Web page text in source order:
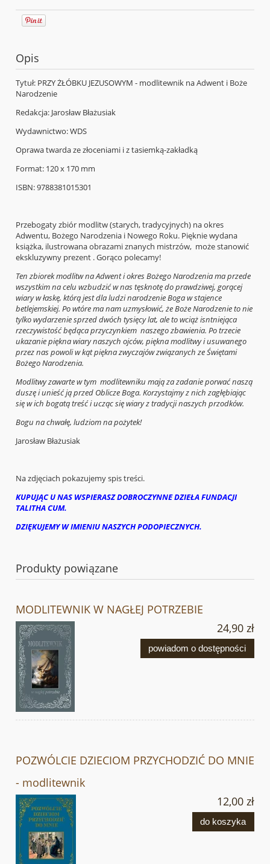
Opis
Tytuł: PRZY ŻŁÓBKU JEZUSOWYM - modlitewnik na Adwent i Boże
Narodzenie
Redakcja: Jarosław Błażusiak
Wydawnictwo: WDS
Oprawa twarda ze złoceniami i z tasiemką-zakładką
Format: 120 x 170 mm
ISBN: 9788381015301
Przebogaty zbiór modlitw (starych, tradycyjnych) na okres
Adwentu, Bożego Narodzenia i Nowego Roku. Pięknie wydana
książka, ilustrowana obrazami znanych mistrzów, może stanowić
ekskluzywny prezent . Gorąco polecamy!
Ten zbiorek modlitw na Adwent i okres Bożego Narodzenia ma przede
wszystkim na celu wzbudzić w nas tęsknotę do prawdziwej, gorącej
wiary w łaskę, którą jest dla ludzi narodzenie Boga w stajence
betlejemskiej. Po wtóre ma nam uzmysłowić, że Boże Narodzenie to nie
tylko wydarzenie sprzed dwóch tysięcy lat, ale to wciąż isntniejąca
rzeczywistość będąca przyczynkiem naszego zbawienia. Po trzecie
ukazanie piękna wiary naszych ojców, piękna modlitwy i usuwanego
przez nas powoli w kąt piękna zwyczajów związanych ze Świętami
Bożego Narodzenia.
Modlitwy zawarte w tym modlitewniku mają za zadanie porwać naszą
duszę i unieść ją przed Oblicze Boga. Korzystajmy z nich zagłębiając
się w ich bogatą treść i ucząc się wiary z tradycji naszych przodków.
Bogu na chwałę, ludziom na pożytek!
Jarosław Błażusiak
Na zdjęciach pokazujemy spis treści.
KUPUJĄC U NAS WSPIERASZ DOBROCZYNNE DZIEŁA FUNDACJI
TALITHA CUM.
DZIĘKUJEMY W IMIENIU NASZYCH PODOPIECZNYCH.
Produkty powiązane
MODLITEWNIK W NAGŁEJ POTRZEBIE
24,90 zł
powiadom o dostępności
POZWÓLCIE DZIECIOM PRZYCHODZIĆ DO MNIE
- modlitewnik
12,00 zł
do koszyka